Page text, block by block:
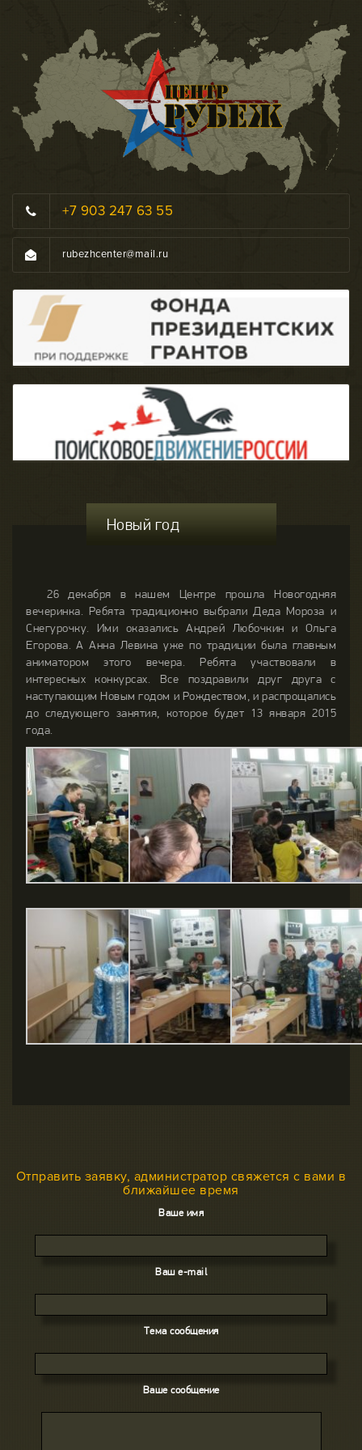
+7 903 247 63 55
rubezhcenter@mail.ru
Новый год
26 декабря в нашем Центре прошла Новогодняя
вечеринка. Ребята традиционно выбрали Деда Мороза и
Снегурочку. Ими оказались Андрей Любочкин и Ольга
Егорова. А Анна Левина уже по традиции была главным
аниматором этого вечера. Ребята участвовали в
интересных конкурсах. Все поздравили друг друга с
наступающим Новым годом и Рождеством, и распрощались
до следующего занятия, которое будет 13 января 2015
года.
Отправить заявку, администратор свяжется с вами в
ближайшее время
Ваше имя
Ваш e-mail
Тема сообщения
Ваше сообщение